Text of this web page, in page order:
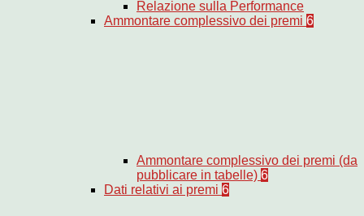
Relazione sulla Performance
Ammontare complessivo dei premi 6
Ammontare complessivo dei premi (da
pubblicare in tabelle) 6
Dati relativi ai premi 6